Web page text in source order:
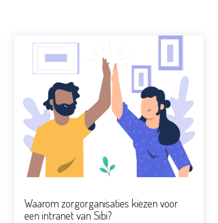
Waarom zorgorganisaties kiezen voor
een intranet van Sibi?